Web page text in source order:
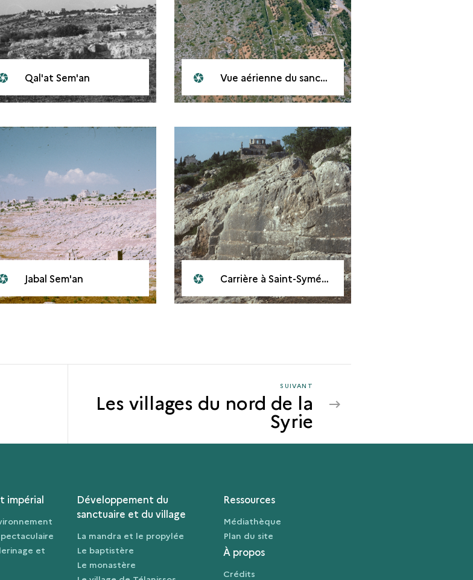
Qal'at Sem'an Vue aérienne du sanctuaire de Saint-Syméon
Jabal Sem'an Carrière à Saint-Syméon
SUIVANT
LES
VILLAGES
DU
NORD
SUIVANT
Les villages du nord de la
Syrie
impérial
et
Développement du
sanctuaire et du village
La mandra et le propylée
Le baptistère
Le monastère
Ressources
Médiathèque
Plan du site
À propos
Crédits